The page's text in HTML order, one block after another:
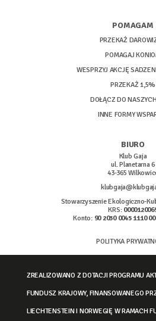
POMAGAM
PRZEKAŻ
POMAGAJ
WESPRZYJ AKCJĘ
PRZEKAŻ 1,5%
DOŁĄCZ DO
INNE FORMY
BIURO
Klub Gaja
ul. Planetarna 6
43-365
Stowarzyszenie Ekologiczno-
KRS:
Konto: 90 2030 0045 1110
POLITYKA
ZREALIZOWANO Z DOTACJI PROGRAMU
FUNDUSZ KRAJOWY, FINANSOWANEGO
LIECHTENSTEIN I NORWEGIĘ W RAMACH